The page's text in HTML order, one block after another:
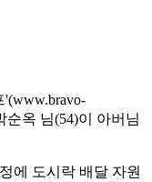
순옥 님(54)이 아버님
에 도시락 배달 자원